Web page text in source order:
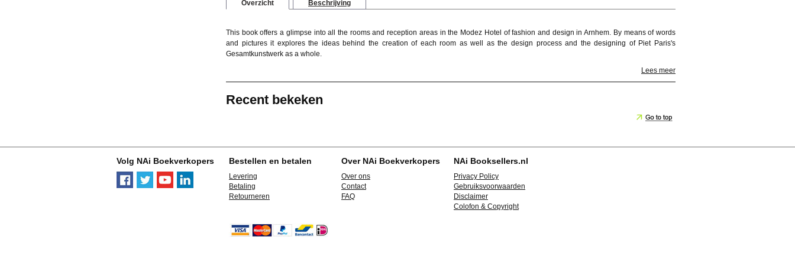
Overzicht Beschrijving
This book offers a glimpse into all the rooms and reception areas in the Modez Hotel of fashion and design in Arnhem. By means of words
and pictures it explores the ideas behind the creation of each room as well as the design process and the designing of Piet Paris's
Gesamtkunstwerk as a whole.
Lees meer
Recent bekeken
Volg NAi Boekverkopers Bestellen en betalen
Levering
Betaling
Retourneren
Over NAi Boekverkopers
Over ons
Contact
FAQ
NAi Booksellers.nl
Privacy Policy
Gebruiksvoorwaarden
Disclaimer
Colofon & Copyright